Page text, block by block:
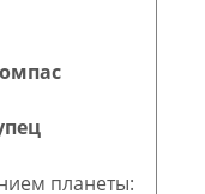
планеты: